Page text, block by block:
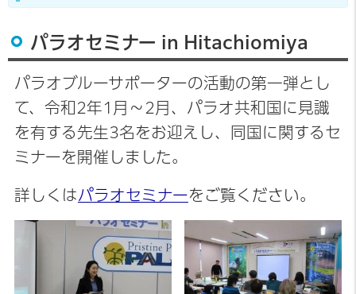
パラオセミナー in Hitachiomiya
パラオブルーサポーターの活動の第一弾とし
て、令和2年1月～2月、パラオ共和国に見識
を有する先生3名をお迎えし、同国に関するセ
ミナーを開催しました。
詳しくは パラオセミナーをご覧ください。